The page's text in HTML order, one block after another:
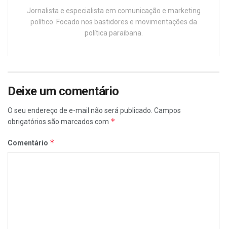
Jornalista e especialista em comunicação e marketing
político. Focado nos bastidores e movimentações da
política paraibana.
Deixe um comentário
O seu endereço de e-mail não será publicado. Campos
obrigatórios são marcados com *
Comentário *